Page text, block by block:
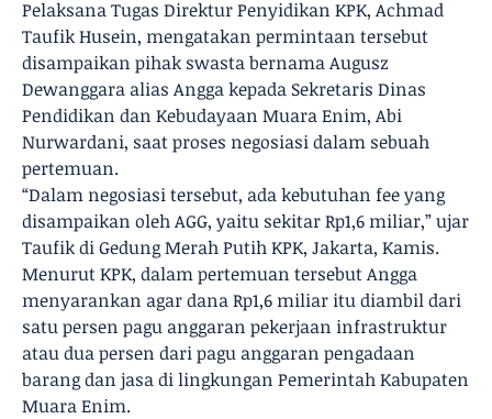
Pelaksana Tugas Direktur Penyidikan KPK, Achmad
Taufik Husein, mengatakan permintaan tersebut
disampaikan pihak swasta bernama Augusz
Dewanggara alias Angga kepada Sekretaris Dinas
Pendidikan dan Kebudayaan Muara Enim, Abi
Nurwardani, saat proses negosiasi dalam sebuah
pertemuan.
“Dalam negosiasi tersebut, ada kebutuhan fee yang
disampaikan oleh AGG, yaitu sekitar Rp1,6 miliar,” ujar
Taufik di Gedung Merah Putih KPK, Jakarta, Kamis.
Menurut KPK, dalam pertemuan tersebut Angga
menyarankan agar dana Rp1,6 miliar itu diambil dari
satu persen pagu anggaran pekerjaan infrastruktur
atau dua persen dari pagu anggaran pengadaan
barang dan jasa di lingkungan Pemerintah Kabupaten
Muara Enim.